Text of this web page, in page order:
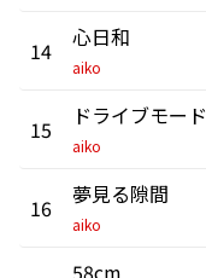
14 心日和
aiko
15 ドライブモード
aiko
16 夢見る隙間
aiko
58cm